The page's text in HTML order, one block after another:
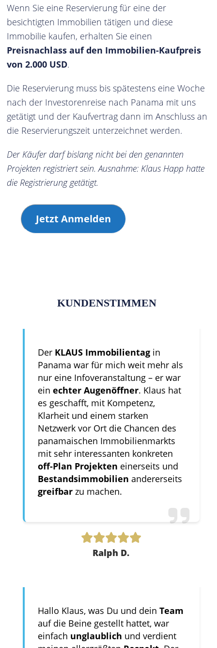
Wenn Sie eine Reservierung für eine der
besichtigten Immobilien tätigen und diese
Immobilie kaufen, erhalten Sie einen
Preisnachlass auf den Immobilien-Kaufpreis
von 2.000 USD.
Die Reservierung muss bis spätestens eine Woche
nach der Investorenreise nach Panama mit uns
getätigt und der Kaufvertrag dann im Anschluss an
die Reservierungszeit unterzeichnet werden.
Der Käufer darf bislang nicht bei den genannten
Projekten registriert sein. Ausnahme: Klaus Happ hatte
die Registrierung getätigt.
Jetzt Anmelden
KUNDENSTIMMEN
Der KLAUS Immobilientagin
Panama war für mich weit mehr als
nur eine Infoveranstaltung – er war
ein echter Augenöffner. Klaus hat
es geschafft, mit Kompetenz,
Klarheit und einem starken
Netzwerk vor Ort die Chancen des
panamaischen Immobilienmarkts
mit sehr interessanten konkreten
off-Plan Projekten einerseits und
Bestandsimmobilien andererseits
greifbar zu machen.
Ralph D.
Hallo Klaus, was Du und dein Team
auf die Beine gestellt hattet, war
einfach unglaublich und verdient